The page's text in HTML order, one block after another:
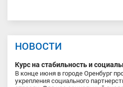
НОВОСТИ
Курс на стабильность и
В конце июня в городе Оренбург
укрепления социального